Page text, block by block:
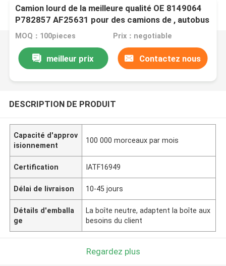
Camion lourd de la meilleure qualité OE 8149064
P782857 AF25631 pour des camions de , autobus
MOQ：100pieces Prix：negotiable
meilleur prix Contactez nous
DESCRIPTION DE PRODUIT
Capacité d'approv
isionnement
100 000 morceaux par mois
Certification IATF16949
Délai de livraison 10-45 jours
Détails d'emballa
ge
La boîte neutre, adaptent la boîte aux
besoins du client
Regardez plus